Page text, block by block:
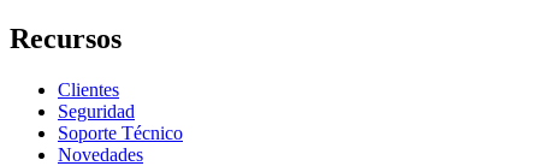
Recursos
Clientes
Seguridad
Soporte Técnico
Novedades